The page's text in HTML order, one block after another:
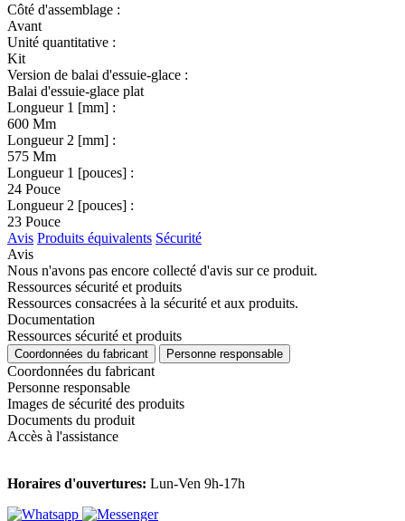
Côté d'assemblage :
Avant
Unité quantitative :
Kit
Version de balai d'essuie-glace :
Balai d'essuie-glace plat
Longueur 1 [mm] :
600 Mm
Longueur 2 [mm] :
575 Mm
Longueur 1 [pouces] :
24 Pouce
Longueur 2 [pouces] :
23 Pouce
Avis Produits équivalents Sécurité
Avis
Nous n'avons pas encore collecté d'avis sur ce produit.
Ressources sécurité et produits
Ressources consacrées à la sécurité et aux produits.
Documentation
Ressources sécurité et produits
Coordonnées du fabricant Personne responsable
Coordonnées du fabricant
Personne responsable
Images de sécurité des produits
Documents du produit
Accès à l'assistance
Horaires d'ouvertures: Lun-Ven 9h-17h